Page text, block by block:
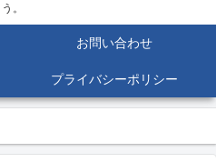
う。
お問い合わせ
プライバシーポリシー